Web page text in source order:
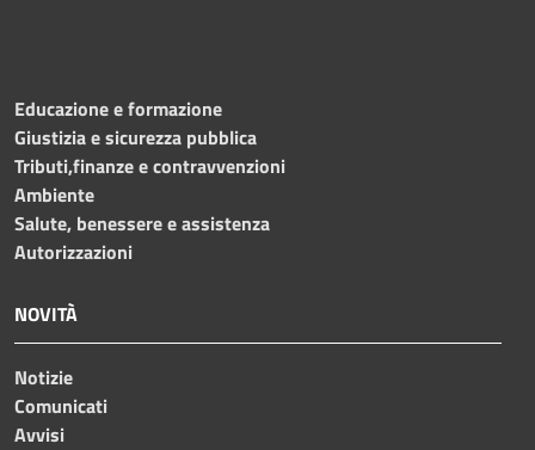
Educazione e formazione
Giustizia e sicurezza pubblica
Tributi,finanze e contravvenzioni
Ambiente
Salute, benessere e assistenza
Autorizzazioni
NOVITÀ
Notizie
Comunicati
Avvisi